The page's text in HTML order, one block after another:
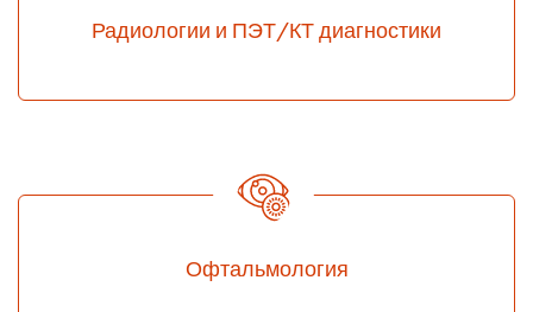
Радиологии и ПЭТ/КТ диагностики
Офтальмология